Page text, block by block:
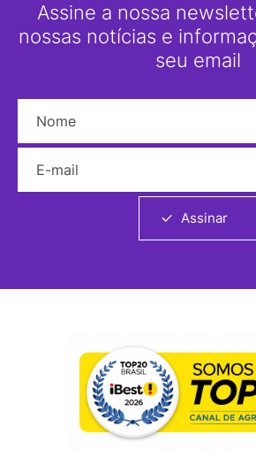
Assine a nossa
nossas notícias e
seu email
Assinar